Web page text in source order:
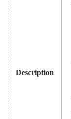
Description